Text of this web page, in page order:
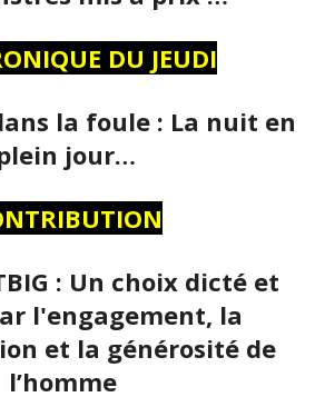
DU JEUDI
la foule : La nuit en
jour…
: Un choix dicté et
l'engagement, la
et la générosité de
l’homme